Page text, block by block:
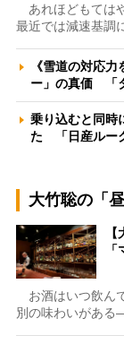
あれほどもては
最近では減速基調
《雪道の対応
ー」の真価 「
乗り込むと同時
た 「日産ルー
大竹聡の「
お酒はいつ飲ん
別の味わいがあ